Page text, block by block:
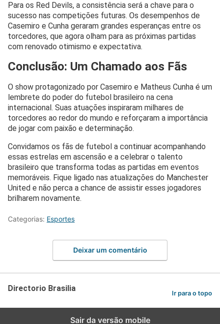
Para os Red Devils, a consistência será a chave para o
sucesso nas competições futuras. Os desempenhos de
Casemiro e Cunha geraram grandes esperanças entre os
torcedores, que agora olham para as próximas partidas
com renovado otimismo e expectativa.
Conclusão: Um Chamado aos Fãs
O show protagonizado por Casemiro e Matheus Cunha é um
lembrete do poder do futebol brasileiro na cena
internacional. Suas atuações inspiraram milhares de
torcedores ao redor do mundo e reforçaram a importância
de jogar com paixão e determinação.
Convidamos os fãs de futebol a continuar acompanhando
essas estrelas em ascensão e a celebrar o talento
brasileiro que transforma todas as partidas em eventos
memoráveis. Fique ligado nas atualizações do Manchester
United e não perca a chance de assistir esses jogadores
brilharem novamente.
Categorias: Esportes
Deixar um comentário
Directorio Brasilia
Ir para o topo
Sair da versão mobile